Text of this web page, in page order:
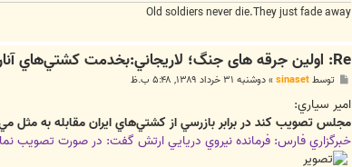
Old soldiers never die.They just fade away
Re: اولین جرقه های جنگ؛ لاريجاني:بخدمت كشتي‌هاي آنان خواهيم
ت
توسطsinaset
»دوشنبه ۳۱ خرداد ۱۳۸۹, ۵:۴۸ ب.ظ
امير سياري:
مجلس تصويب كند در برابر بازرسي از كشتي‌هاي ايران مقابله به مثل
خبرگزاري فارس: فرمانده نيروي دريايي ارتش گفت: در صورت تصويب